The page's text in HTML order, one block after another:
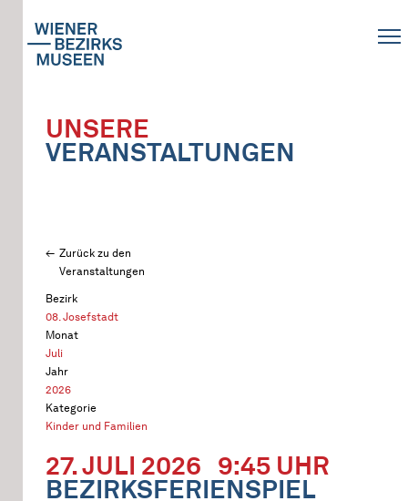
UNSERE
VERANSTALTUNGEN
Zurück zu den
Veranstaltungen
Bezirk
08. Josefstadt
Monat
Juli
Jahr
2026
Kategorie
Kinder und Familien
27. JULI 2026 9:45 UHR
BEZIRKSFERIENSPIEL